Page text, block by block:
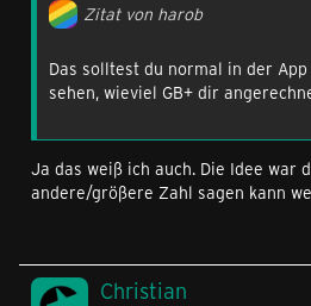
Zitat von harob
Das solltest du normal in der
sehen, wieviel GB+ dir
Ja das weiß ich auch. Die Idee war
andere/größere Zahl sagen kann
Christian